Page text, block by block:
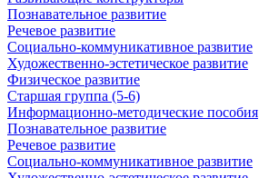
Познавательное развитие
Речевое развитие
Социально-коммуникативное развитие
Художественно-эстетическое развитие
Физическое развитие
Старшая группа (5-6)
Информационно-методические пособия
Познавательное развитие
Речевое развитие
Социально-коммуникативное развитие